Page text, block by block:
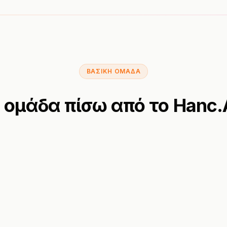
ΒΑΣΙΚΉ ΟΜΆΔΑ
πίσω από το